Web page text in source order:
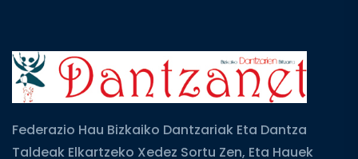
Federazio Hau Bizkaiko Dantzariak Eta Dantza
Taldeak Elkartzeko Xedez Sortu Zen, Eta Hauek